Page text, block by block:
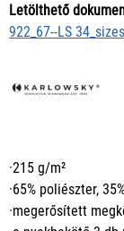
Letölthető
922_67--LS
·215 g/m²
·65% poliészter,
·megerősített